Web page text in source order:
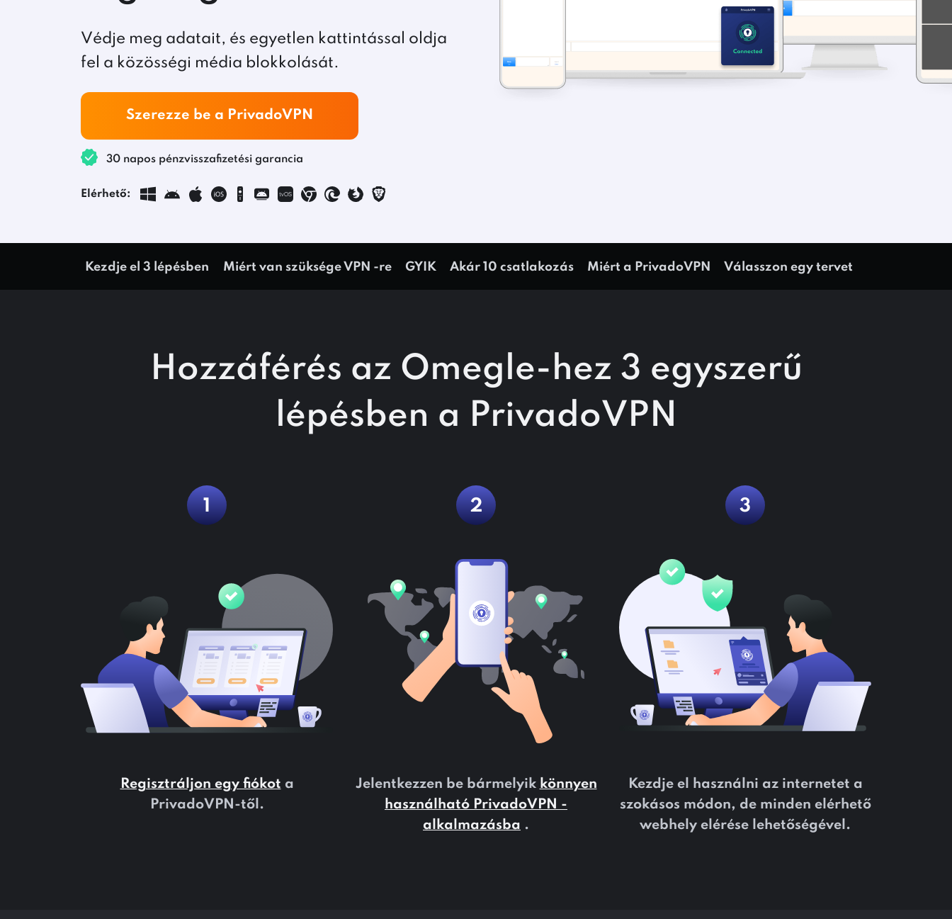
Védje meg adatait, és egyetlen kattintással oldja
fel a közösségi média blokkolását.
Szerezze be a PrivadoVPN
30 napos pénzvisszafizetési garancia
Elérhető:
Kezdje el 3 lépésben Miért van szüksége VPN -re GYIK Akár 10 csatlakozás Miért a PrivadoVPN Válasszon egy tervet
Hozzáférés az Omegle-hez 3 egyszerű
lépésben a PrivadoVPN
1
Regisztráljon egy fiókot a
PrivadoVPN-től.
2
Jelentkezzen be bármelyik könnyen
használható PrivadoVPN -
alkalmazásba .
3
Kezdje el használni az internetet a
szokásos módon, de minden elérhető
webhely elérése lehetőségével.